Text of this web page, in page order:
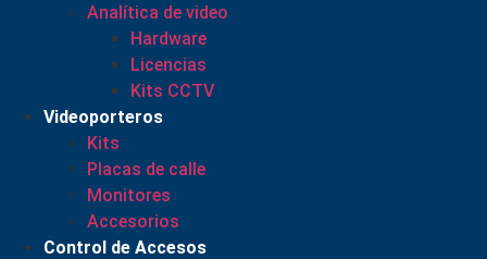
Analítica de video
Hardware
Licencias
Kits CCTV
Videoporteros
Kits
Placas de calle
Monitores
Accesorios
Control de Accesos